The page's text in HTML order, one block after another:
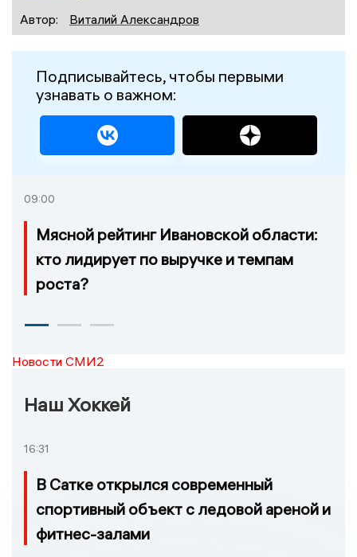
Автор:
Виталий Александров
Подписывайтесь, чтобы первыми
узнавать о важном:
09:00
Мясной рейтинг Ивановской области:
кто лидирует по выручке и темпам
роста?
Новости СМИ2
Наш Хоккей
16:31
В Сатке открылся современный
спортивный объект с ледовой ареной и
фитнес-залами